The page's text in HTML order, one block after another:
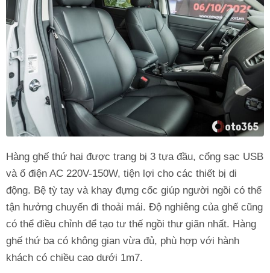
Hàng ghế thứ hai được trang bị 3 tựa đầu, cổng sạc USB
và ổ điện AC 220V-150W, tiện lợi cho các thiết bị di
động. Bệ tỳ tay và khay đựng cốc giúp người ngồi có thể
tận hưởng chuyến đi thoải mái. Độ nghiêng của ghế cũng
có thể điều chỉnh để tạo tư thế ngồi thư giãn nhất. Hàng
ghế thứ ba có không gian vừa đủ, phù hợp với hành
khách có chiều cao dưới 1m7.